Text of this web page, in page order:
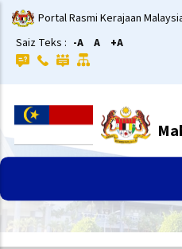
Langkau
ke
kandungan
utama
Portal Rasmi Kerajaan
Saiz Teks : -A A +A